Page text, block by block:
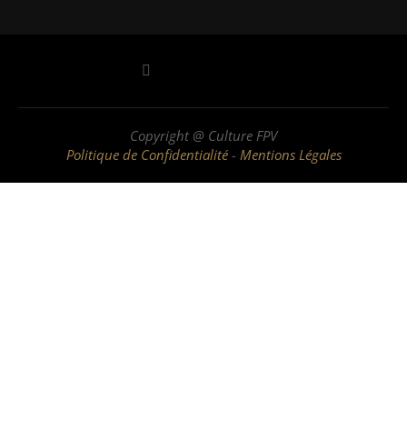
Copyright @ Culture FPV
Politique de Confidentialité- Mentions Légales